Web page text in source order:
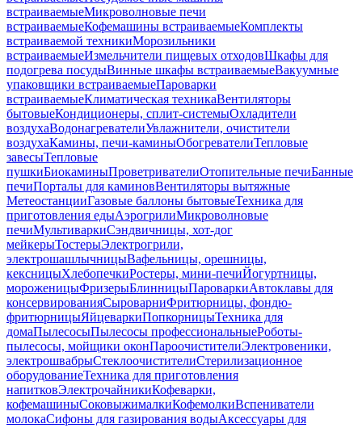
встраиваемыеМикроволновые печи
встраиваемыеКофемашины встраиваемыеКомплекты
встраиваемой техникиМорозильники
встраиваемыеИзмельчители пищевых отходовШкафы для
подогрева посудыВинные шкафы встраиваемыеВакуумные
упаковщики встраиваемыеПароварки
встраиваемыеКлиматическая техникаВентиляторы
бытовыеКондиционеры, сплит-системыОхладители
воздухаВодонагревателиУвлажнители, очистители
воздухаКамины, печи-каминыОбогревателиТепловые
завесыТепловые
пушкиБиокаминыПроветривателиОтопительные печиБанные
печиПорталы для каминовВентиляторы вытяжные
МетеостанцииГазовые баллоны бытовыеТехника для
приготовления едыАэрогрилиМикроволновые
печиМультиваркиСэндвичницы, хот-дог
мейкерыТостерыЭлектрогрили,
электрошашлычницыВафельницы, орешницы,
кексницыХлебопечкиРостеры, мини-печиЙогуртницы,
мороженицыФризерыБлинницыПароваркиАвтоклавы для
консервированияСыроварниФритюрницы, фондю-
фритюрницыЯйцеваркиПопкорницыТехника для
домаПылесосыПылесосы профессиональныеРоботы-
пылесосы, мойщики оконПароочистителиЭлектровеники,
электрошвабрыСтеклоочистителиСтерилизационное
оборудованиеТехника для приготовления
напитковЭлектрочайникиКофеварки,
кофемашиныСоковыжималкиКофемолкиВспениватели
молокаСифоны для газирования водыАксессуары для